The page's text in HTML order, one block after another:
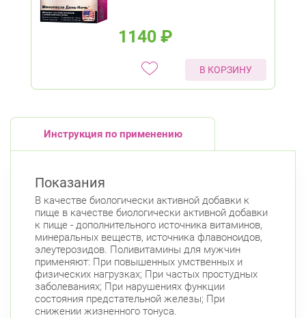
1140 ₽
В КОРЗИНУ
Инструкция по применению
Показания
В качестве биологически активной добавки к
пище в качестве биологически активной добавки
к пище - дополнительного источника витаминов,
минеральных веществ, источника флавоноидов,
элеутерозидов. Поливитамины для мужчин
применяют: При повышенных умственных и
физических нагрузках; При частых простудных
заболеваниях; При нарушениях функции
состояния предстательной железы; При
снижении жизненного тонуса.